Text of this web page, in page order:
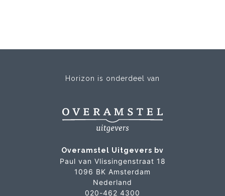
Horizon is onderdeel van
Overamstel Uitgevers bv
Paul van Vlissingenstraat 18
1096 BK Amsterdam
Nederland
020-462 4300